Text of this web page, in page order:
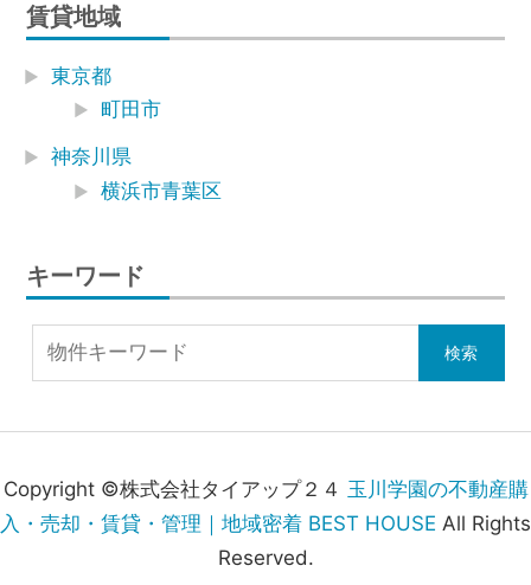
賃貸地域
東京都
町田市
神奈川県
横浜市青葉区
キーワード
Copyright ©株式会社タイアップ２４ 玉川学園の不動産購
入・売却・賃貸・管理｜地域密着 BEST HOUSE All Rights
Reserved.